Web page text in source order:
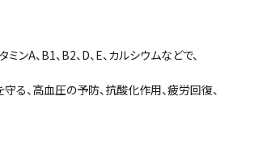
A、B1、B2、D、E、カルシウムなどで、
る、高血圧の予防、抗酸化作用、疲労回復、